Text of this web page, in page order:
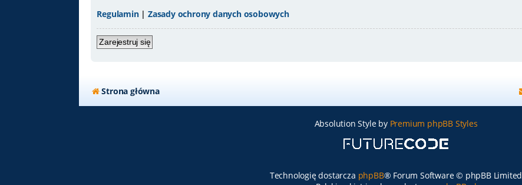
Regulamin|Zasady ochrony danych osobowych
Zarejestruj się
Strona główna
Absolution Style by Premium phpBB Styles
Technologię dostarcza phpBB® Forum Software © phpBB Limited